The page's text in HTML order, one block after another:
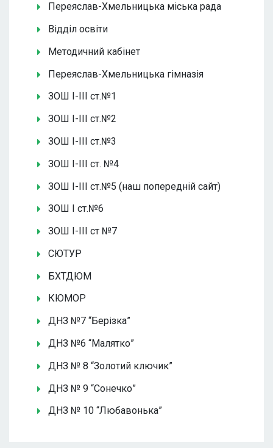
Переяслав-Хмельницька міська рада
Відділ освіти
Методичний кабінет
Переяслав-Хмельницька гімназія
ЗОШ І-ІІІ ст.№1
ЗОШ І-ІІІ ст.№2
ЗОШ І-ІІІ ст.№3
ЗОШ І-ІІІ ст. №4
ЗОШ І-ІІІ ст.№5 (наш попередній сайт)
ЗОШ І ст.№6
ЗОШ І-ІІІ ст №7
СЮТУР
БХТДЮМ
КЮМОР
ДНЗ №7 “Берізка”
ДНЗ №6 “Малятко”
ДНЗ № 8 “Золотий ключик”
ДНЗ № 9 “Сонечко”
ДНЗ № 10 “Любавонька”